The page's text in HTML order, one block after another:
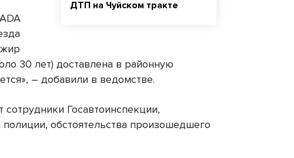
ДТП на Чуйском тракте
30 лет) доставлена в районную
– добавили в ведомстве.
Госавтоинспекции,
обстоятельства произошедшего